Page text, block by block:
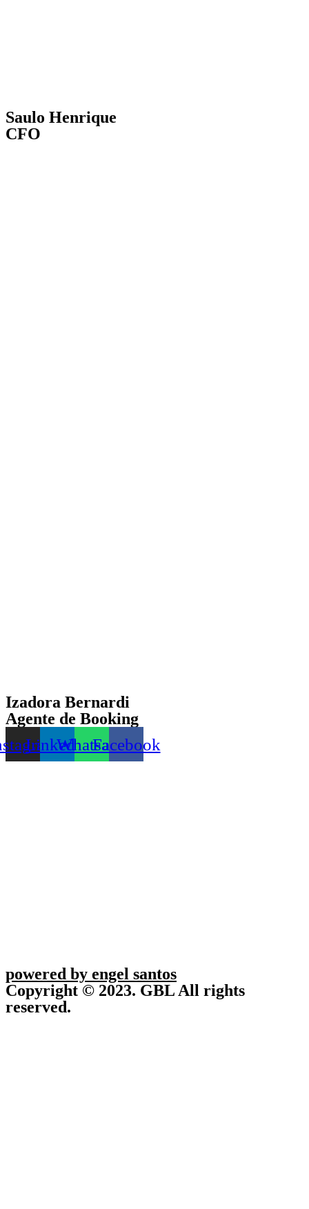
Saulo Henrique
CFO
Izadora Bernardi
Agente de Booking
LinkedinWhatsappFacebook
powered by engel santos
Copyright © 2023. GBL All rights
reserved.